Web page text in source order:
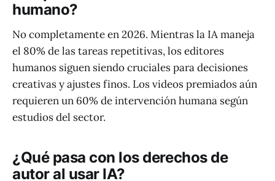
humano?
No completamente en 2026. Mientras la IA maneja
el 80% de las tareas repetitivas, los editores
humanos siguen siendo cruciales para decisiones
creativas y ajustes finos. Los videos premiados aún
requieren un 60% de intervención humana según
estudios del sector.
¿Qué pasa con los derechos de
autor al usar IA?